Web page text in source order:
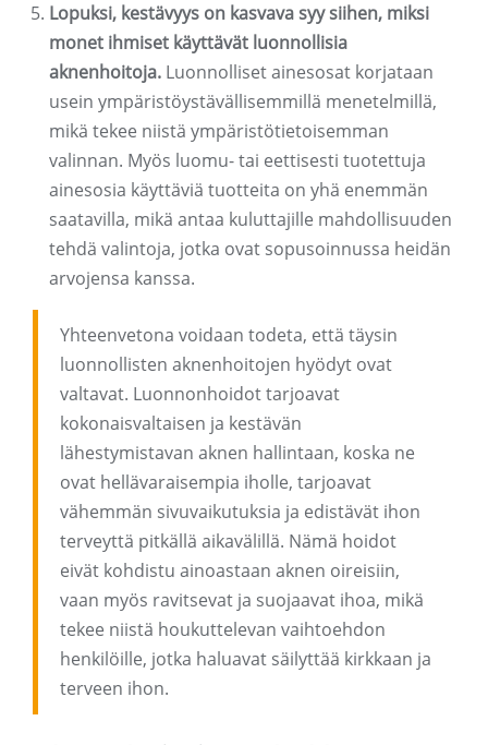
Lopuksi, kestävyys on kasvava syy siihen, miksi
monet ihmiset käyttävät luonnollisia
aknenhoitoja. Luonnolliset ainesosat korjataan
usein ympäristöystävällisemmillä menetelmillä,
mikä tekee niistä ympäristötietoisemman
valinnan. Myös luomu- tai eettisesti tuotettuja
ainesosia käyttäviä tuotteita on yhä enemmän
saatavilla, mikä antaa kuluttajille mahdollisuuden
tehdä valintoja, jotka ovat sopusoinnussa heidän
arvojensa kanssa.
Yhteenvetona voidaan todeta, että täysin
luonnollisten aknenhoitojen hyödyt ovat
valtavat. Luonnonhoidot tarjoavat
kokonaisvaltaisen ja kestävän
lähestymistavan aknen hallintaan, koska ne
ovat hellävaraisempia iholle, tarjoavat
vähemmän sivuvaikutuksia ja edistävät ihon
terveyttä pitkällä aikavälillä. Nämä hoidot
eivät kohdistu ainoastaan ​​aknen oireisiin,
vaan myös ravitsevat ja suojaavat ihoa, mikä
tekee niistä houkuttelevan vaihtoehdon
henkilöille, jotka haluavat säilyttää kirkkaan ja
terveen ihon.